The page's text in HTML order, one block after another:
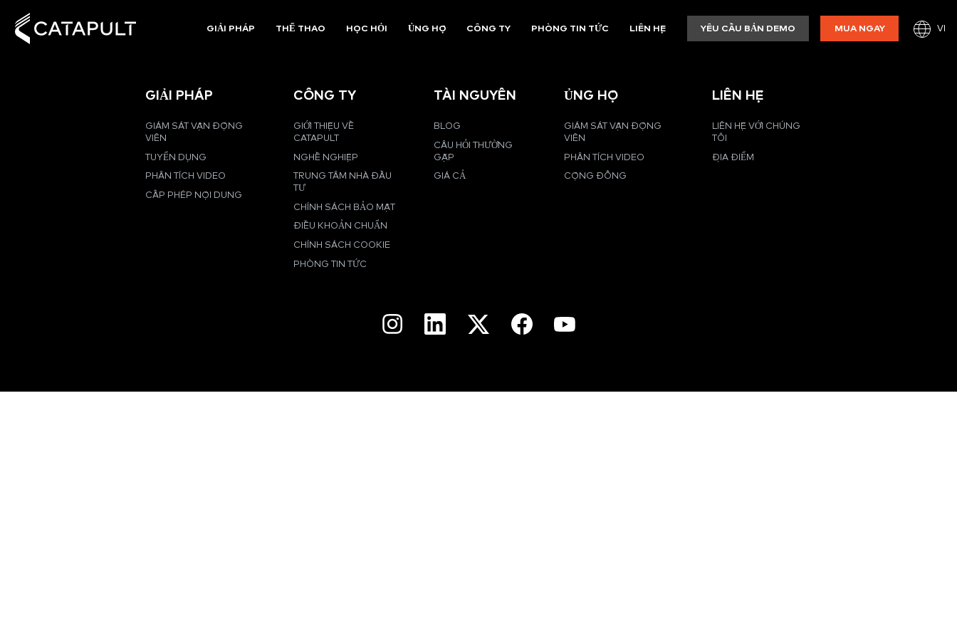
GIẢI PHÁP THỂ THAO HỌC HỎI ỦNG HỘ CÔNG TY PHÒNG TIN TỨC LIÊN HỆ YÊU CẦU BẢN DEMO MUA NGAY VI
GIẢI PHÁP
GIÁM SÁT VẬN ĐỘNG
VIÊN
TUYỂN DỤNG
PHÂN TÍCH VIDEO
CẤP PHÉP NỘI DUNG
CÔNG TY
GIỚI THIỆU VỀ
CATAPULT
NGHỀ NGHIỆP
TRUNG TÂM NHÀ ĐẦU
TƯ
CHÍNH SÁCH BẢO MẬT
ĐIỀU KHOẢN CHUẨN
CHÍNH SÁCH COOKIE
PHÒNG TIN TỨC
TÀI NGUYÊN
BLOG
CÂU HỎI THƯỜNG
GẶP
GIÁ CẢ
ỦNG HỘ
GIÁM SÁT VẬN ĐỘNG
VIÊN
PHÂN TÍCH VIDEO
CỘNG ĐỒNG
LIÊN HỆ
LIÊN HỆ VỚI CHÚNG
TÔI
ĐỊA ĐIỂM